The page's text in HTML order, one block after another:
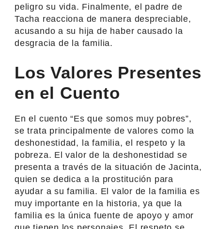
peligro su vida. Finalmente, el padre de
Tacha reacciona de manera despreciable,
acusando a su hija de haber causado la
desgracia de la familia.
Los Valores Presentes
en el Cuento
En el cuento “Es que somos muy pobres”,
se trata principalmente de valores como la
deshonestidad, la familia, el respeto y la
pobreza. El valor de la deshonestidad se
presenta a través de la situación de Jacinta,
quien se dedica a la prostitución para
ayudar a su familia. El valor de la familia es
muy importante en la historia, ya que la
familia es la única fuente de apoyo y amor